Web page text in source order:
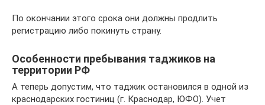
По окончании этого срока они должны продлить
регистрацию либо покинуть страну.
Особенности пребывания таджиков на
территории РФ
А теперь допустим, что таджик остановился в одной из
краснодарских гостиниц (г. Краснодар, ЮФО). Учет